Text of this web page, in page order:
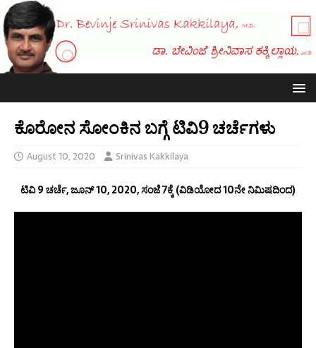
ಕೊರೋನ ಸೋಂಕಿನ ಬಗ್ಗೆ ಟಿವಿ9 ಚರ್ಚೆಗಳು
August 10, 2020 Srinivas Kakkilaya
ಟಿವಿ 9 ಚರ್ಚೆ, ಜೂನ್ 10, 2020, ಸಂಜೆ 7ಕ್ಕೆ (ವಿಡಿಯೋದ 10ನೇ ನಿಮಿಷದಿಂದ)